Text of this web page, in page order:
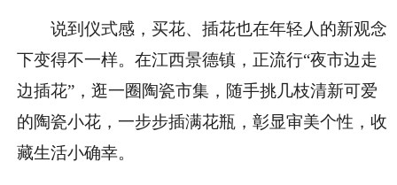
说到仪式感，买花、插花也在年轻人的新观念
下变得不一样。在江西景德镇，正流行“夜市边走
边插花”，逛一圈陶瓷市集，随手挑几枝清新可爱
的陶瓷小花，一步步插满花瓶，彰显审美个性，收
藏生活小确幸。